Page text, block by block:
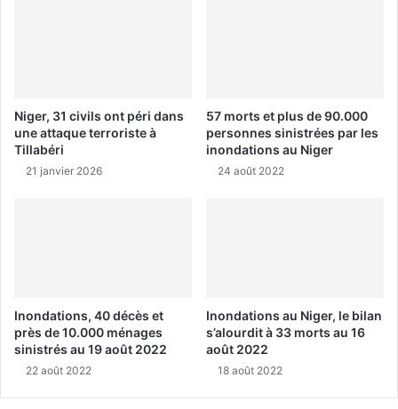
Niger, 31 civils ont péri dans
une attaque terroriste à
Tillabéri
21 janvier 2026
57 morts et plus de 90.000
personnes sinistrées par les
inondations au Niger
24 août 2022
Inondations, 40 décès et
près de 10.000 ménages
sinistrés au 19 août 2022
22 août 2022
Inondations au Niger, le bilan
s’alourdit à 33 morts au 16
août 2022
18 août 2022